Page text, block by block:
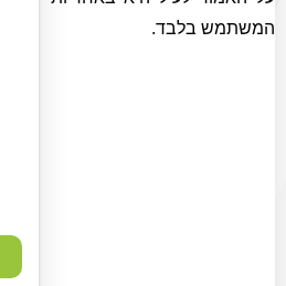
המשתמש בלבד.